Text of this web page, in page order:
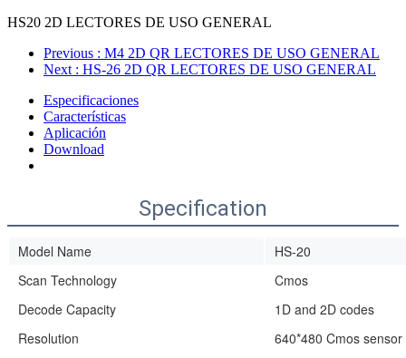
HS20 2D LECTORES DE USO GENERAL
Previous : M4 2D QR LECTORES DE USO GENERAL
Next : HS-26 2D QR LECTORES DE USO GENERAL
Especificaciones
Características
Aplicación
Download
Specification
Model Name
HS-20
Scan Technology
Cmos
Decode Capacity
1D and 2D codes
Resolution
640*480 Cmos sensor